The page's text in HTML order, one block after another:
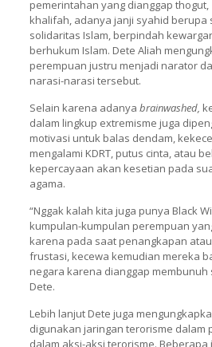
pemerintahan yang dianggap
khalifah, adanya janji syahid berupa
solidaritas Islam, berpindah
berhukum Islam. Dete Aliah
perempuan justru menjadi narator
narasi-narasi tersebut.
Selain karena adanya brainwashed,
dalam lingkup extremisme juga
motivasi untuk balas dendam,
mengalami KDRT, putus cinta, atau
kepercayaan akan kesetian pada
agama.
“Nggak kalah kita juga punya Black
kumpulan-kumpulan perempuan
karena pada saat penangkapan
frustasi, kecewa kemudian mereka
negara karena dianggap membunuh
Dete.
Lebih lanjut Dete juga
digunakan jaringan terorisme dalam
dalam aksi-aksi terorisme.